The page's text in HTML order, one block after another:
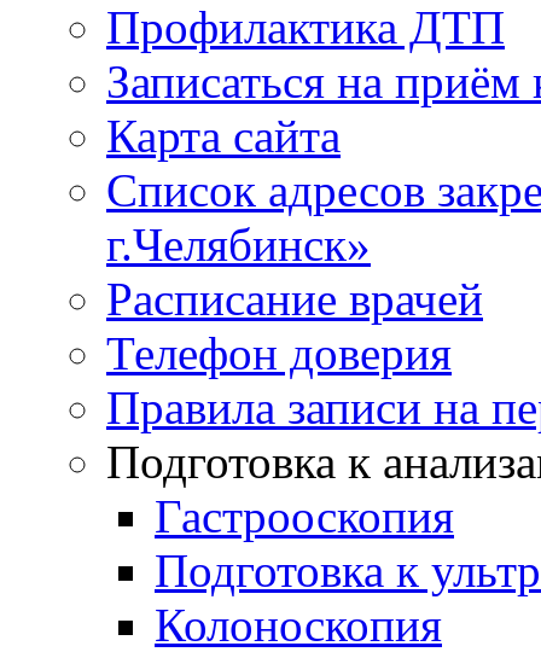
Профилактика ДТП
Записаться на приём
Карта сайта
Список адресов
г.Челябинск»
Расписание врачей
Телефон доверия
Правила записи на
Подготовка к
Гастрооскопия
Подготовка к
Колоноскопия